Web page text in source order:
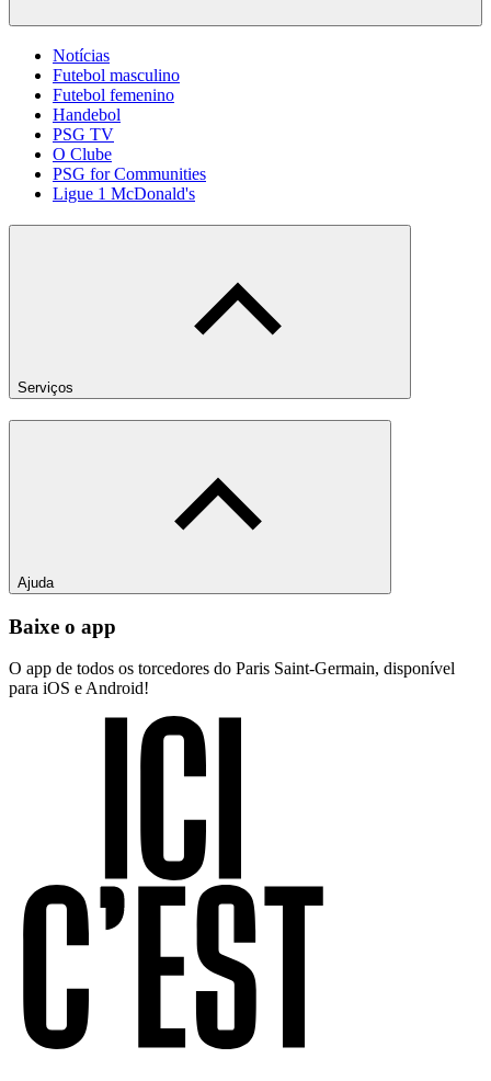
Notícias
Futebol masculino
Futebol femenino
Handebol
PSG TV
O Clube
PSG for Communities
Ligue 1 McDonald's
Serviços
Ajuda
Baixe o app
O app de todos os torcedores do Paris Saint-Germain, disponível
para iOS e Android!